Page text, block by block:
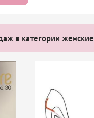
в категории женские